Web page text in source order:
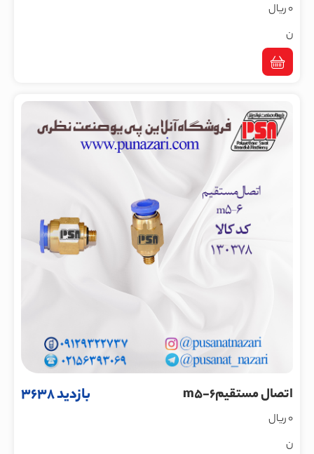
0 ریال
ن
اتصال مستقیمm5-6 بازدید 3638
0 ریال
ن